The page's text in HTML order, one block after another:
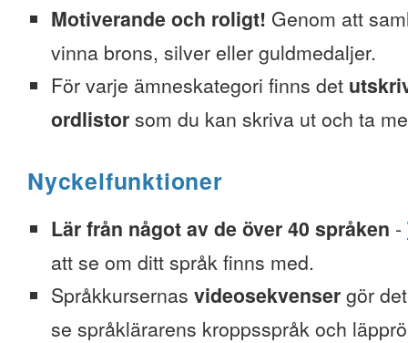
Motiverande och roligt! Genom att
vinna brons, silver eller guldmedaljer.
För varje ämneskategori finns det
ordlistor som du kan skriva ut och ta
Nyckelfunktioner
Lär från något av de över 40 språken -
att se om ditt språk finns med.
Språkkursernas videosekvenser gör
se språklärarens kroppsspråk och